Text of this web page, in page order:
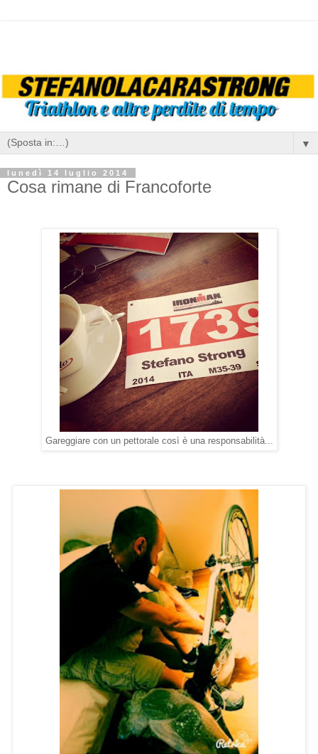
▼
lunedì 14 luglio 2014
Cosa rimane di Francoforte
Gareggiare con un pettorale così è una responsabilità...